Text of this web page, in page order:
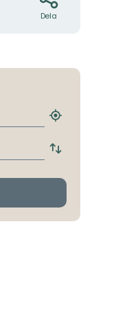
Dela
Hitta
hållplats
Byt
och